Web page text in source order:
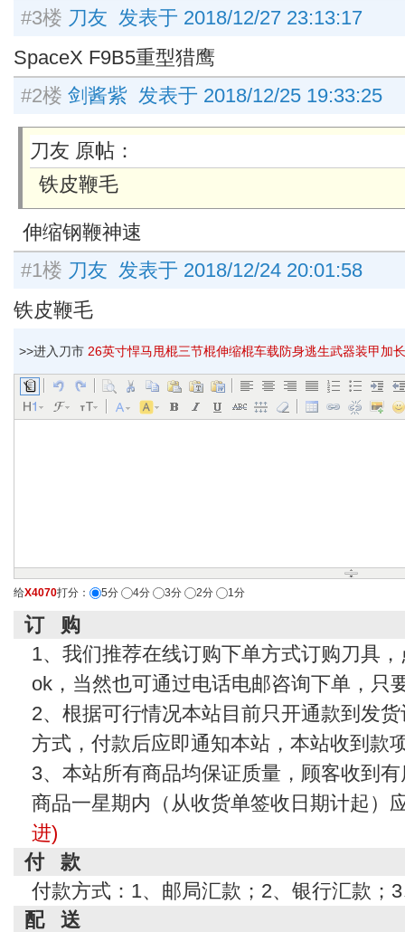
#3楼 刀友 发表于 2018/12/27 23:13:17
SpaceX F9B5重型猎鹰
#2楼 剑酱紫 发表于 2018/12/25 19:33:25
刀友 原帖：
铁皮鞭毛
伸缩钢鞭神速
#1楼 刀友 发表于 2018/12/24 20:01:58
铁皮鞭毛
>>进入刀市 26英寸悍马甩棍三节棍伸缩棍车载防身逃生武器装甲加
给X4070打分： 5分 4分 3分 2分 1分
订 购
1、我们推荐在线订购下单方式订购刀具，
ok，当然也可通过电话电邮咨询下单，只
2、根据可行情况本站目前只开通款到发
方式，付款后应即通知本站，本站收到款
3、本站所有商品均保证质量，顾客收到
商品一星期内（从收货单签收日期计起）
进)
付 款
付款方式：1、邮局汇款；2、银行汇款；
配 送